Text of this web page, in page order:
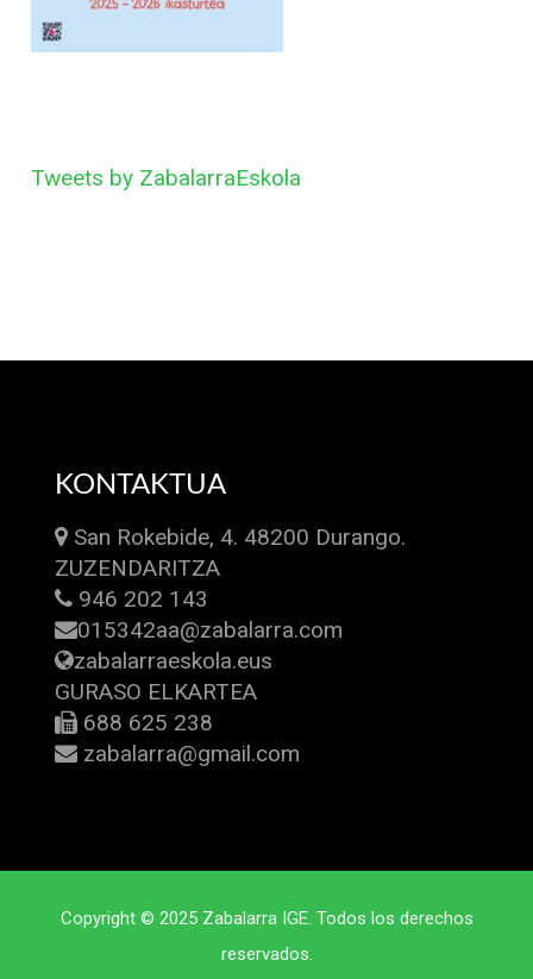
Tweets by ZabalarraEskola
KONTAKTUA
San Rokebide, 4. 48200 Durango.
ZUZENDARITZA
946 202 143
015342aa@zabalarra.com
zabalarraeskola.eus
GURASO ELKARTEA
688 625 238
zabalarra@gmail.com
Copyright © 2025 Zabalarra IGE. Todos los derechos
reservados.